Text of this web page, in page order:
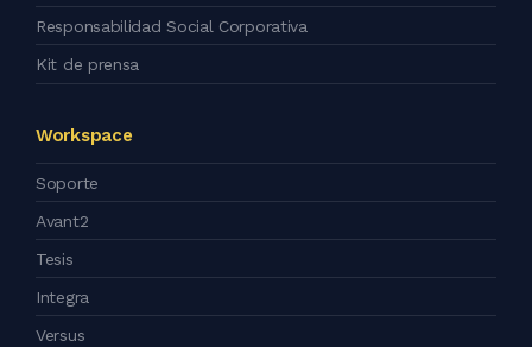
Responsabilidad Social Corporativa
Kit de prensa
Workspace
Soporte
Avant2
Tesis
Integra
Versus